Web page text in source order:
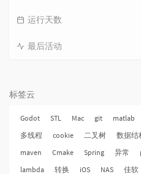
运行天数
最后活动
标签云
Godot STL Mac git matlab
多线程
cookie 二叉树 数据结
maven
Cmake Spring 异常
lambda
转换 iOS NAS 佳软